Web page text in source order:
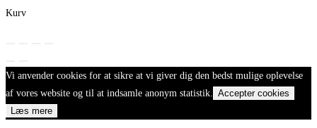
Kurv
Vi anvender cookies for at sikre at vi giver dig den bedst mulige oplevelse
af vores website og til at indsamle anonym statistik.
Accepter cookies
Læs mere